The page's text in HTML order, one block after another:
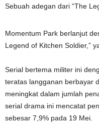
Sebuah adegan dari “The
Momentum Park berlanjut
Legend of Kitchen Soldier,”
Serial bertema militer ini
teratas langganan berbayar
meningkat dalam jumlah
serial drama ini mencatat
sebesar 7,9% pada 19 Mei.